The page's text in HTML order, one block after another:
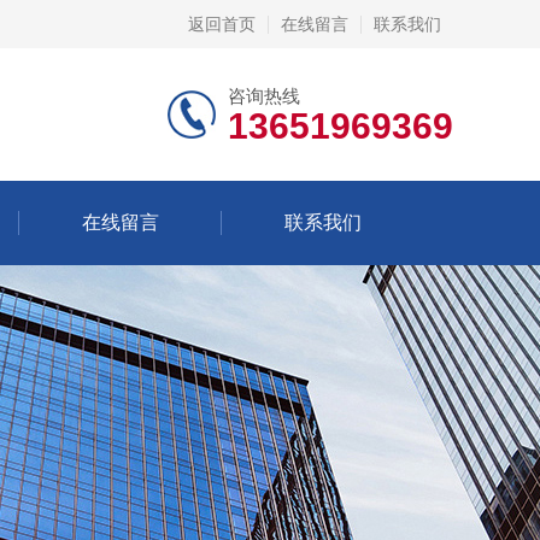
返回首页 在线留言 联系我们
咨询热线
13651969369
在线留言 联系我们